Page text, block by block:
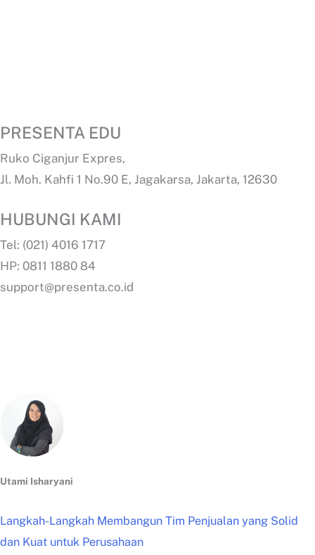
PRESENTA EDU
Ruko Ciganjur Expres,
Jl. Moh. Kahfi 1 No.90 E, Jagakarsa, Jakarta, 12630
HUBUNGI KAMI
Tel: (021) 4016 1717
HP: 0811 1880 84
support@presenta.co.id
Utami Isharyani
Langkah-Langkah Membangun Tim Penjualan yang Solid
dan Kuat untuk Perusahaan